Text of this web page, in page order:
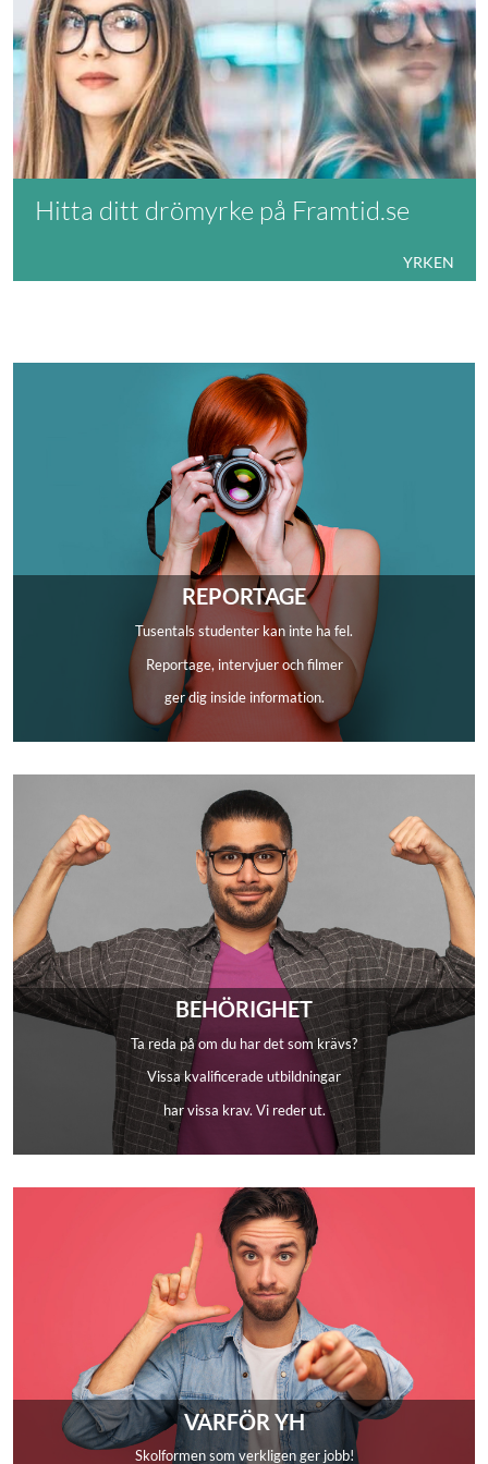
Hitta ditt drömyrke på Framtid.se
YRKEN
REPORTAGE
Tusentals studenter kan inte ha fel.
Reportage, intervjuer och filmer
ger dig inside information.
BEHÖRIGHET
Ta reda på om du har det som krävs?
Vissa kvalificerade utbildningar
har vissa krav. Vi reder ut.
VARFÖR YH
Skolformen som verkligen ger jobb!